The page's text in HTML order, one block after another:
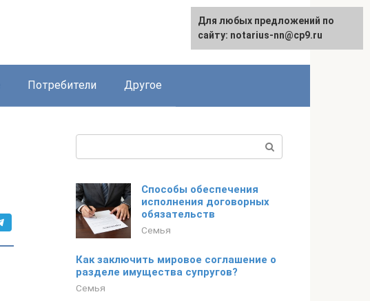
English
Потребители Другое
Способы обеспечения
исполнения договорных
обязательств
Семья
Как заключить мировое соглашение о
разделе имущества супругов?
Семья
Для любых предложений по
сайту: notarius-nn@cp9.ru